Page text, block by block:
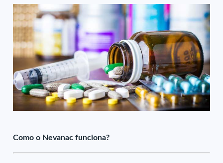
Como o Nevanac funciona?